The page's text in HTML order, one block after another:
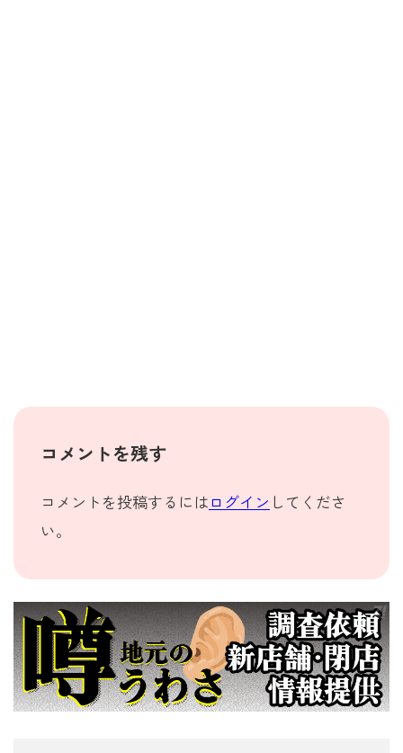
コメントを残す
コメントを投稿するには ログイン してくださ
い。